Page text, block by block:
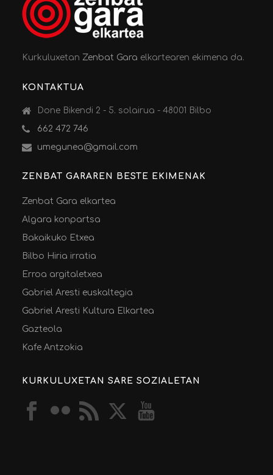
KurkuluxetanZenbat Gara elkartearen ekimena da.
KONTAKTUA
Done Bikendi 2 - 5. solairua - 48001 Bilbo
662 472 746
umegunea@gmail.com
ZENBAT GARAREN BESTE EKIMENAK
Zenbat Gara elkartea
Algara konpartsa
Bakaikuko Etxea
Bilbo Hiria irratia
Erroa argitaletxea
Gabriel Aresti euskaltegia
Gabriel Aresti Kultura Elkartea
Gazteola
Kafe Antzokia
KURKULUXETAN SARE SOZIALETAN